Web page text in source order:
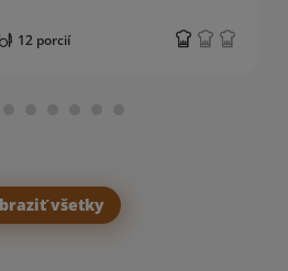
12 porcií
všetky